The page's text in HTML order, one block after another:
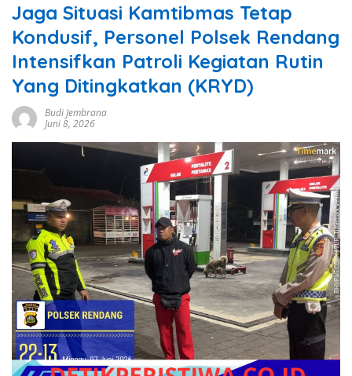
Jaga Situasi Kamtibmas Tetap
Kondusif, Personel Polsek Rendang
Intensifkan Patroli Kegiatan Rutin
Yang Ditingkatkan (KRYD)
Budi Jembrana
Juni 8, 2026